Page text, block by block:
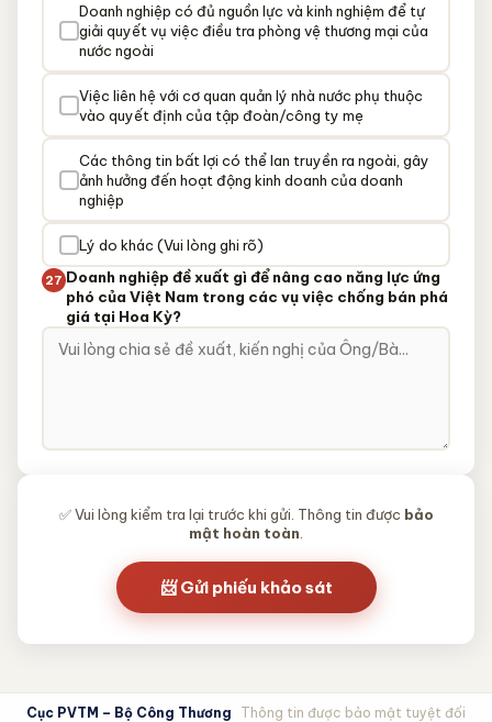
Doanh nghiệp có đủ nguồn lực và kinh nghiệm để tự
giải quyết vụ việc điều tra phòng vệ thương mại của
nước ngoài
Việc liên hệ với cơ quan quản lý nhà nước phụ thuộc
vào quyết định của tập đoàn/công ty mẹ
Các thông tin bất lợi có thể lan truyền ra ngoài, gây
ảnh hưởng đến hoạt động kinh doanh của doanh
nghiệp
Lý do khác (Vui lòng ghi rõ)
27 Doanh nghiệp đề xuất gì để nâng cao năng lực ứng
phó của Việt Nam trong các vụ việc chống bán phá
giá tại Hoa Kỳ?
✅ Vui lòng kiểm tra lại trước khi gửi. Thông tin được bảo
mật hoàn toàn
📨 Gửi phiếu khảo sát
Cục PVTM – Bộ Công Thương Thông tin được bảo mật tuyệt đối